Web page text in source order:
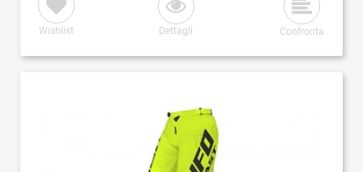
Wishlist Dettagli Confronta